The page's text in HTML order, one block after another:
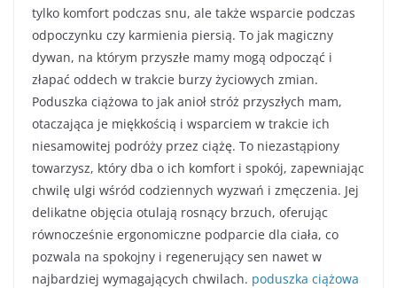
tylko komfort podczas snu, ale także wsparcie podczas
odpoczynku czy karmienia piersią. To jak magiczny
dywan, na którym przyszłe mamy mogą odpocząć i
złapać oddech w trakcie burzy życiowych zmian.
Poduszka ciążowa to jak anioł stróż przyszłych mam,
otaczająca je miękkością i wsparciem w trakcie ich
niesamowitej podróży przez ciążę. To niezastąpiony
towarzysz, który dba o ich komfort i spokój, zapewniając
chwilę ulgi wśród codziennych wyzwań i zmęczenia. Jej
delikatne objęcia otulają rosnący brzuch, oferując
równocześnie ergonomiczne podparcie dla ciała, co
pozwala na spokojny i regenerujący sen nawet w
najbardziej wymagających chwilach. poduszka ciążowa